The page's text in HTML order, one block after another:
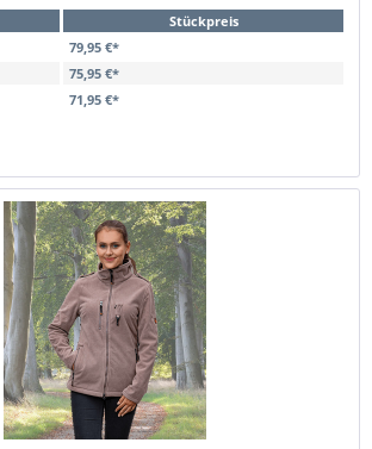
Stückpreis
79,95 €*
75,95 €*
71,95 €*